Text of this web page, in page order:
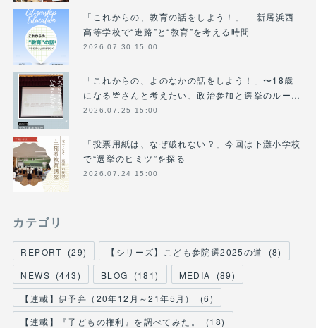
「これからの、教育の話をしよう！」― 新居浜西
高等学校で“進路”と“教育”を考える時間
2026.07.30 15:00
「これからの、よのなかの話をしよう！」〜18歳
になる皆さんと考えたい、政治参加と選挙のルー…
2026.07.25 15:00
「投票用紙は、なぜ破れない？」今回は下灘小学校
で“選挙のヒミツ”を探る
2026.07.24 15:00
カテゴリ
REPORT (29) 【シリーズ】こども参院選2025の道 (8)
NEWS (443) BLOG (181) MEDIA (89)
【連載】伊予弁（20年12月～21年5月）
(6)
【連載】『子どもの権利』を調べてみた。
(18)